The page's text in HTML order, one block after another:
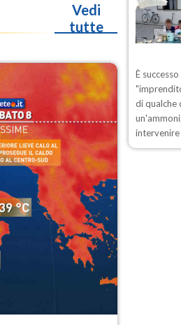
Vedi
tutte
È
di qualche
intervenire